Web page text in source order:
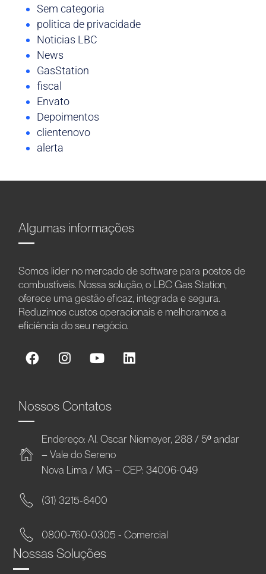
Sem categoria
politica de privacidade
Noticias LBC
News
GasStation
fiscal
Envato
Depoimentos
clientenovo
alerta
Algumas informações
Somos líder no mercado de software para postos de
combustíveis. Nossa solução, o LBC Gas Station,
oferece uma gestão eficaz, integrada e segura.
Reduzimos custos operacionais e melhoramos a
eficiência do seu negócio.
Nossos Contatos
Endereço: Al. Oscar Niemeyer, 288 / 5º andar
– Vale do Sereno
Nova Lima / MG – CEP: 34006-049
(31) 3215-6400
0800-760-0305 - Comercial
Nossas Soluções